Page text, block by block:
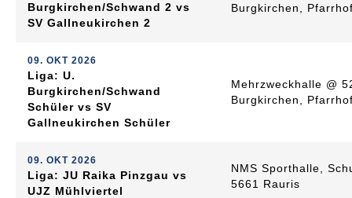
Burgkirchen/Schwand 2 vs
SV Gallneukirchen 2
Burgkirchen,
09. OKT 2026
Liga: U.
Burgkirchen/Schwand
Schüler vs SV
Gallneukirchen Schüler
Mehrzweckhalle @
Burgkirchen,
09. OKT 2026
Liga: JU Raika Pinzgau vs
UJZ Mühlviertel
NMS Sporthalle,
5661 Rauris